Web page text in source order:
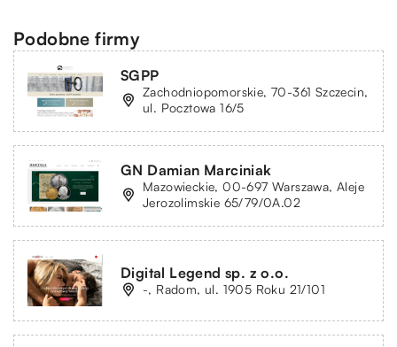
Podobne firmy
SGPP
Zachodniopomorskie, 70-361 Szczecin,
ul. Pocztowa 16/5
GN Damian Marciniak
Mazowieckie, 00-697 Warszawa, Aleje
Jerozolimskie 65/79/0A.02
Digital Legend sp. z o.o.
-, Radom, ul. 1905 Roku 21/101